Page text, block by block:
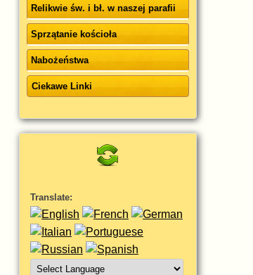
Relikwie św. i bł. w naszej parafii
Sprzątanie kościoła
Nabożeństwa
Ciekawe Linki
Translate: